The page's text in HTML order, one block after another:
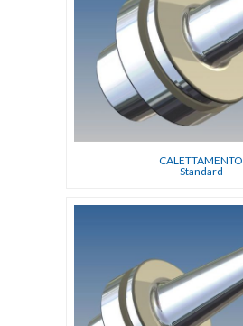
CALETTAMENTO
Standard